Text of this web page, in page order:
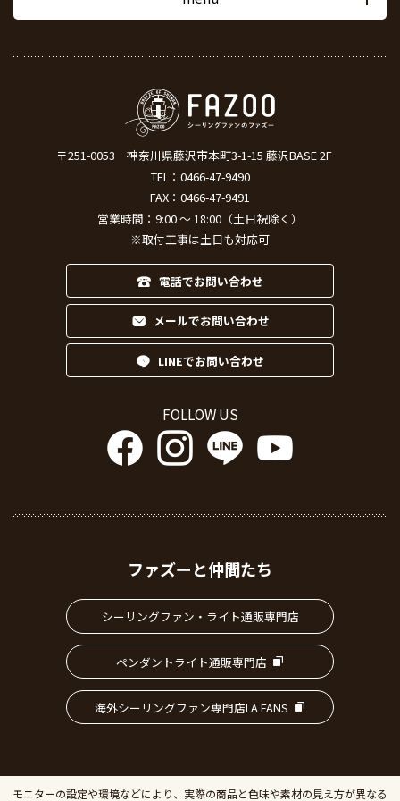
〒251-0053
神奈川県藤沢市本町3-1-15 藤沢BASE 2F
TEL： 0466-47-9490
FAX：0466-47-9491
営業時間：9:00 ～ 18:00（土日祝除く）
※取付工事は土日も対応可
電話でお問い合わせ
メールでお問い合わせ
LINEでお問い合わせ
FOLLOW US
ファズーと仲間たち
シーリングファン・ライト通販専門店
ペンダントライト通販専門店
海外シーリングファン専門店LA FANS
モニターの設定や環境などにより、実際の商品と色味や素材の見え方が異なる